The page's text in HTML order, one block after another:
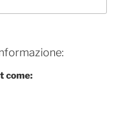
come: